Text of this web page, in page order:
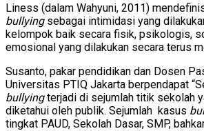
Liness (dalam Wahyuni, 2011)
bullyingsebagai intimidasi yang
kelompok baik secara fisik, psikologis,
emosional yang dilakukan secara terus
Susanto, pakar pendidikan dan Dosen
Universitas PTIQ Jakarta berpendapat
bullyingterjadi di sejumlah titik sekolah
diketahui oleh publik. Sejumlah kasus
tingkat PAUD, Sekolah Dasar, SMP,